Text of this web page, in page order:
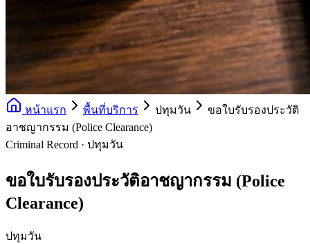
หน้าแรก พื้นที่บริการ ปทุมวัน
ขอใบรับรองประวัติ
อาชญากรรม (Police Clearance)
Criminal Record · ปทุมวัน
ขอใบรับรองประวัติอาชญากรรม (Police
Clearance)
ปทุมวัน